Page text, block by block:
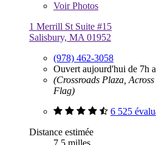
VoirPhotos
1 Merrill St Suite #15
Salisbury, MA 01952
(978) 462-3058
Ouvert aujourd'hui de 7h
(Crossroads Plaza,
Flag)
6 525
Distance estimée
7,5 milles